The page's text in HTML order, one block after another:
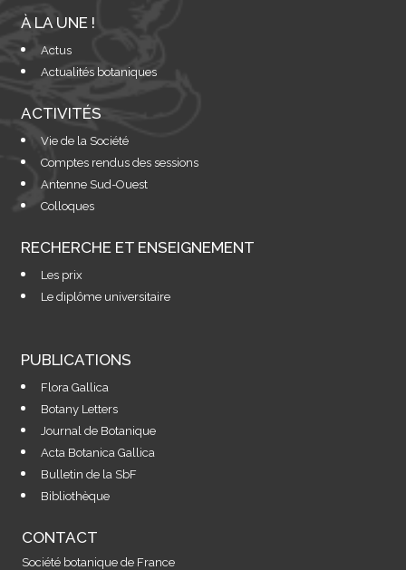
À LA UNE !
Actus
Actualités botaniques
ACTIVITÉS
Vie de la Société
Comptes rendus des sessions
Antenne Sud-Ouest
Colloques
RECHERCHE ET ENSEIGNEMENT
Les prix
Le diplôme universitaire
PUBLICATIONS
Flora Gallica
Botany Letters
Journal de Botanique
Acta Botanica Gallica
Bulletin de la SbF
Bibliothèque
CONTACT
Société botanique de France